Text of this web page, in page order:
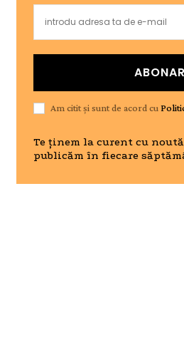
Am citit și sunt de acord cu
Te ținem la curent cu
publicăm în fiecare